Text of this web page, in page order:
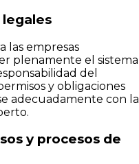
las empresas
plenamente el sistema
del
y obligaciones
adecuadamente con la
y procesos de